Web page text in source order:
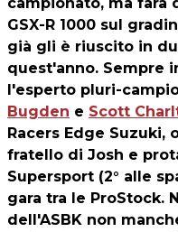
campionato, ma farà
GSX-R 1000 sul
già gli è riuscito in
quest'anno. Sempre
l'esperto pluri-
Bugden e Scott
Racers Edge
fratello di Josh e
Supersport (2° alle
gara tra le ProStock.
dell'ASBK non